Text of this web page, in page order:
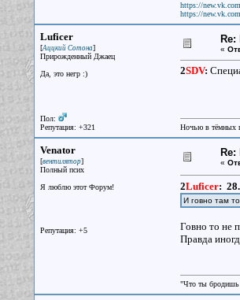
https://
https://
Luficer
[Аццкий Сотона]
Прирожденный Джаец
Да, это негр :)
Пол:
Репутация: +321
«
2SDV:
Ночью в тёмных
Venator
[вентилятор]
Полный псих
Я люблю этот Форум!
Репутация: +5
«
2Luficer:
И говно там
Говно то не
Правда
"Что ты бродишь